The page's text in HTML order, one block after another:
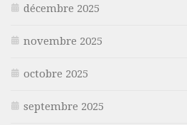
décembre 2025
novembre 2025
octobre 2025
septembre 2025